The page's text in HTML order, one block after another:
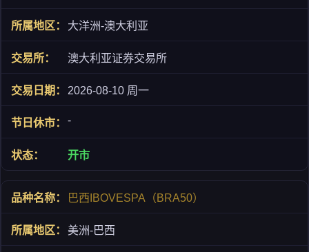
大洋洲-澳大利亚
澳大利亚证券交易所
2026-08-10 周一
-
开市
巴西IBOVESPA（BRA50）
美洲-巴西